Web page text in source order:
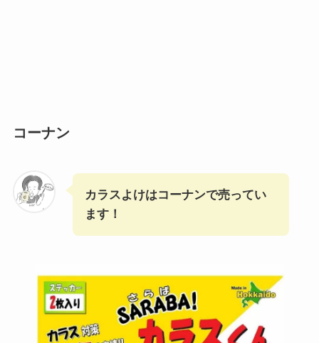
コーナン
カラスよけはコーナンで売ってい
ます！